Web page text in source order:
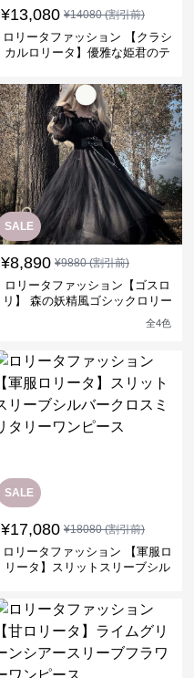
¥13,080 ¥14080(割引前)
ロリータファッション 【クラシ
カルロリータ】優雅な姫君のテ
SALE
¥8,890 ¥9880(割引前)
ロリータファッション【ゴスロ
リ】 森の妖精風ゴシックロリー
全4色
SALE
¥17,080 ¥18080(割引前)
ロリータファッション 【軍服ロ
リータ】スリットスリーブシル